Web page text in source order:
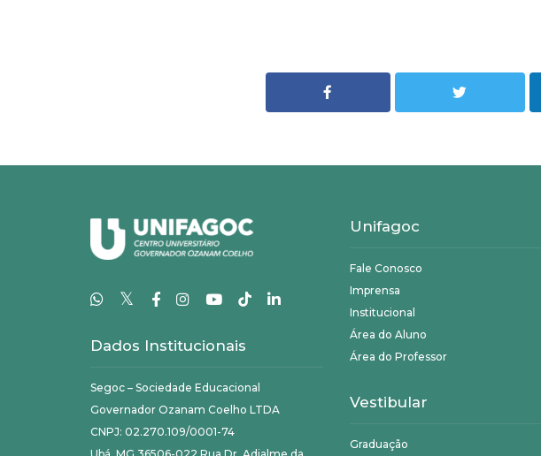
𝕏
Dados Institucionais
Segoc – Sociedade Educacional
Governador Ozanam Coelho LTDA
CNPJ: 02.270.109/0001-74
Unifagoc
Fale Conosco
Imprensa
Institucional
Área do Aluno
Área do Professor
Vestibular
Graduação